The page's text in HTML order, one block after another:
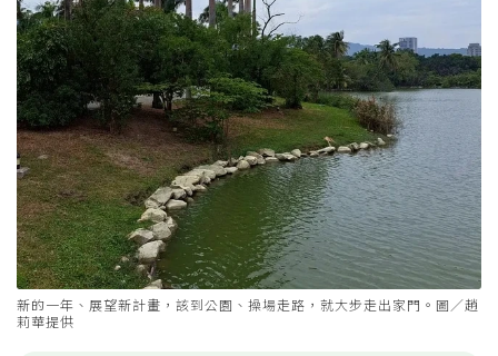
新的一年、展望新計畫，該到公園、操場走路，就大步走出家門。圖／趙
莉華提供